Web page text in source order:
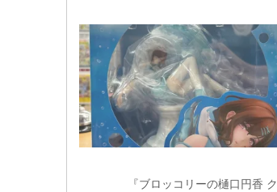
『ブロッコリーの樋口円香 ​ク